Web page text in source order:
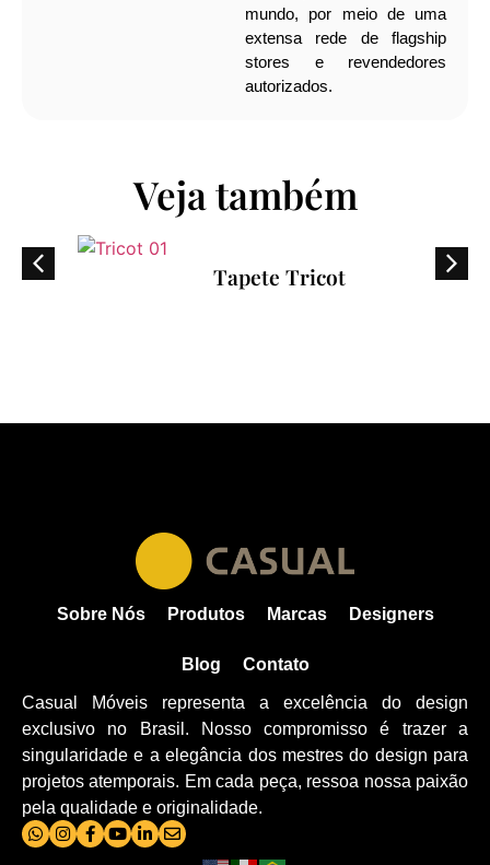
mundo, por meio de uma
extensa rede de flagship
stores e revendedores
autorizados.
Veja também
Tapete Tricot
Sobre Nós Produtos Marcas Designers
Blog Contato
Casual Móveis representa a excelência do design
exclusivo no Brasil. Nosso compromisso é trazer a
singularidade e a elegância dos mestres do design para
projetos atemporais. Em cada peça, ressoa nossa paixão
pela qualidade e originalidade.